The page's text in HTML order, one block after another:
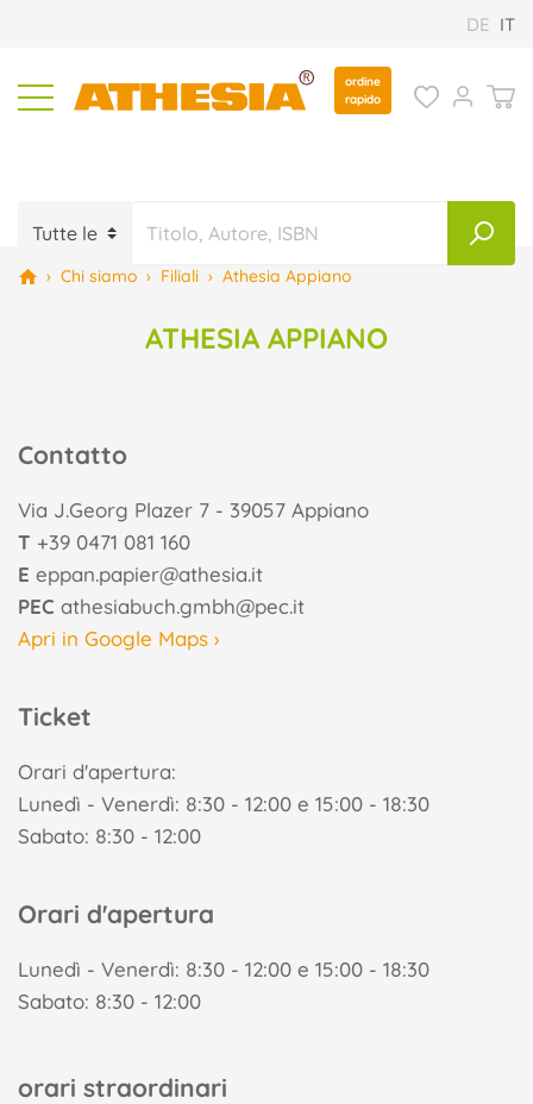
DE IT
ordine
rapido
› Chi siamo › Filiali › Athesia Appiano
ATHESIA APPIANO
Contatto
Via J.Georg Plazer 7 - 39057 Appiano
T +39 0471 081 160
E eppan.papier@athesia.it
PEC athesiabuch.gmbh@pec.it
Apri in Google Maps ›
Ticket
Orari d'apertura:
Lunedì - Venerdì: 8:30 - 12:00 e 15:00 - 18:30
Sabato: 8:30 - 12:00
Orari d'apertura
Lunedì - Venerdì: 8:30 - 12:00 e 15:00 - 18:30
Sabato: 8:30 - 12:00
orari straordinari